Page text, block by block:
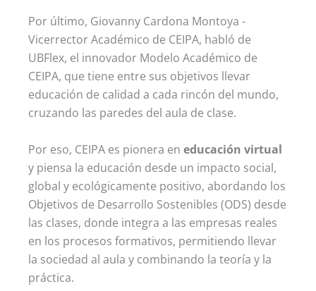
Por último, Giovanny Cardona Montoya -
Vicerrector Académico de CEIPA, habló de
UBFlex, el innovador Modelo Académico de
CEIPA, que tiene entre sus objetivos llevar
educación de calidad a cada rincón del mundo,
cruzando las paredes del aula de clase.
Por eso, CEIPA es pionera en educación virtual
y piensa la educación desde un impacto social,
global y ecológicamente positivo, abordando los
Objetivos de Desarrollo Sostenibles (ODS) desde
las clases, donde integra a las empresas reales
en los procesos formativos, permitiendo llevar
la sociedad al aula y combinando la teoría y la
práctica.